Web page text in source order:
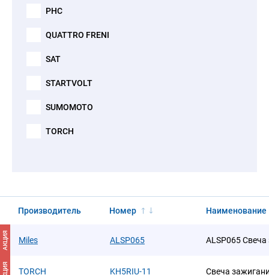
PHC
QUATTRO FRENI
SAT
STARTVOLT
SUMOMOTO
TORCH
Производитель Номер Наименование
АКЦИЯ Miles ALSP065 ALSP065
TORCH KH5RIU-11 Свеча